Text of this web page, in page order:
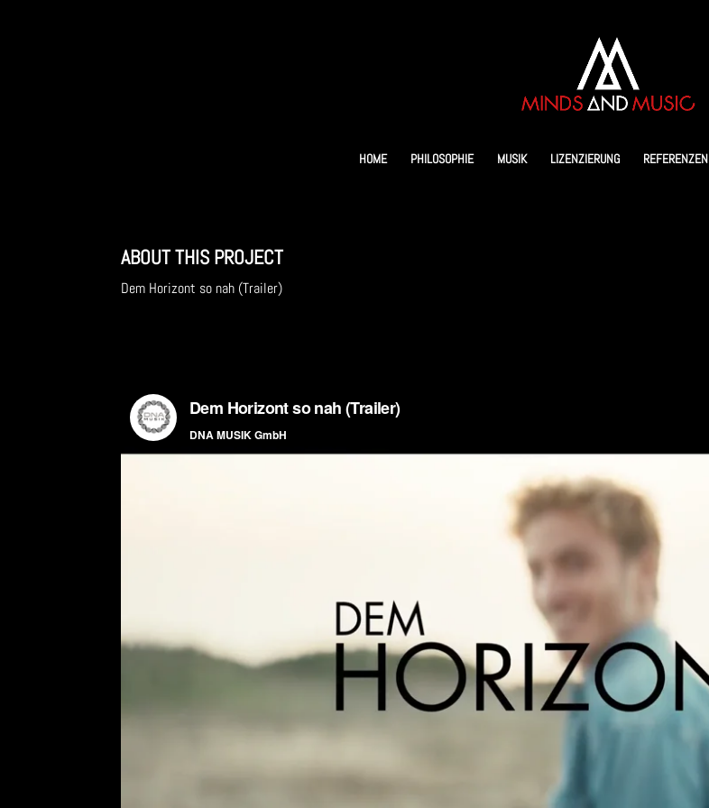
HOME PHILOSOPHIE MUSIK LIZENZIERUNG REFERENZEN
ABOUT THIS PROJECT
Dem Horizont so nah (Trailer)